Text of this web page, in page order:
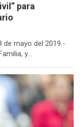
para
de mayo del 2019.-
y…